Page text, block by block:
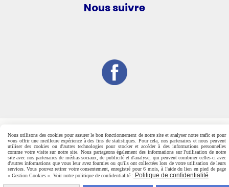
Nous suivre
Nous utilisons des cookies pour assurer le bon fonctionnement de notre site et analyser notre trafic et pour
vous offrir une meilleure expérience à des fins de statistiques. Pour cela, nos partenaires et nous peuvent
utiliser des cookies ou d'autres technologies pour stocker et accéder à des informations personnelles
comme votre visite sur notre site. Nous partageons également des informations sur l'utilisation de notre
site avec nos partenaires de médias sociaux, de publicité et d'analyse, qui peuvent combiner celles-ci avec
d'autres informations que vous leur avez fournies ou qu'ils ont collectées lors de votre utilisation de leurs
services. Vous pouvez retirer votre consentement, enregistré pour 6 mois, à l'aide du lien en pied de page
« Gestion Cookies ». Voir notre politique de confidentialité : Politique de confidentialité